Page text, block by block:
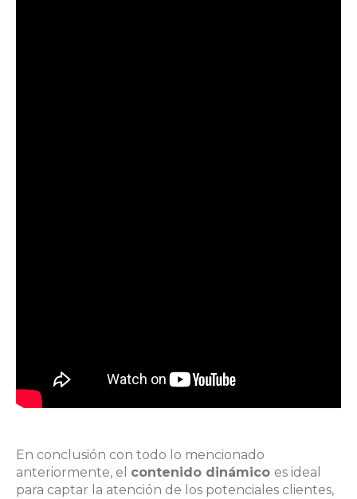
En conclusión con todo lo mencionado
anteriormente, el contenido dinámico es ideal
para captar la atención de los potenciales clientes,